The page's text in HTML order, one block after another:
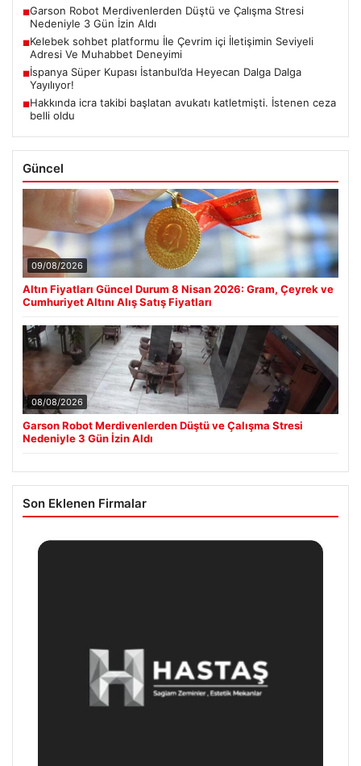
■Garson Robot Merdivenlerden Düştü ve Çalışma Stresi
Nedeniyle 3 Gün İzin Aldı
■Kelebek sohbet platformu İle Çevrim içi İletişimin Seviyeli
Adresi Ve Muhabbet Deneyimi
■İspanya Süper Kupası İstanbul’da Heyecan Dalga Dalga
Yayılıyor!
■Hakkında icra takibi başlatan avukatı katletmişti. İstenen ceza
belli oldu
Güncel
09/08/2026
Altın Fiyatları Güncel Durum 8 Nisan 2026: Gram, Çeyrek ve
Cumhuriyet Altını Alış Satış Fiyatları
08/08/2026
Garson Robot Merdivenlerden Düştü ve Çalışma Stresi
Nedeniyle 3 Gün İzin Aldı
Son Eklenen Firmalar